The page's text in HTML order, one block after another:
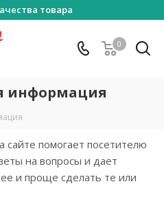
товара
0
информация
помогает посетителю
на вопросы и дает
и проще сделать те или